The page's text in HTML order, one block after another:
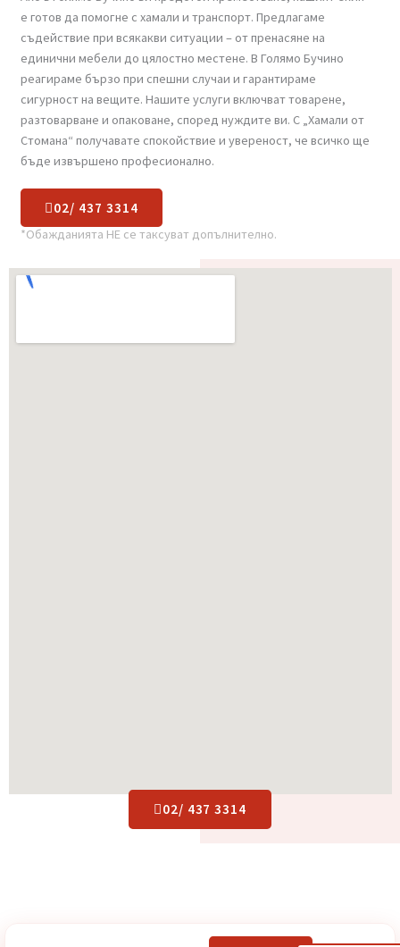
Ако в Голямо Бучино ви предстои преместване, нашият екип
е готов да помогне с хамали и транспорт. Предлагаме
съдействие при всякакви ситуации – от пренасяне на
единични мебели до цялостно местене. В Голямо Бучино
реагираме бързо при спешни случаи и гарантираме
сигурност на вещите. Нашите услуги включват товарене,
разтоварване и опаковане, според нуждите ви. С „Хамали от
Стомана“ получавате спокойствие и увереност, че всичко ще
бъде извършено професионално.
02/ 437 3314
*Обажданията НЕ се таксуват допълнително.